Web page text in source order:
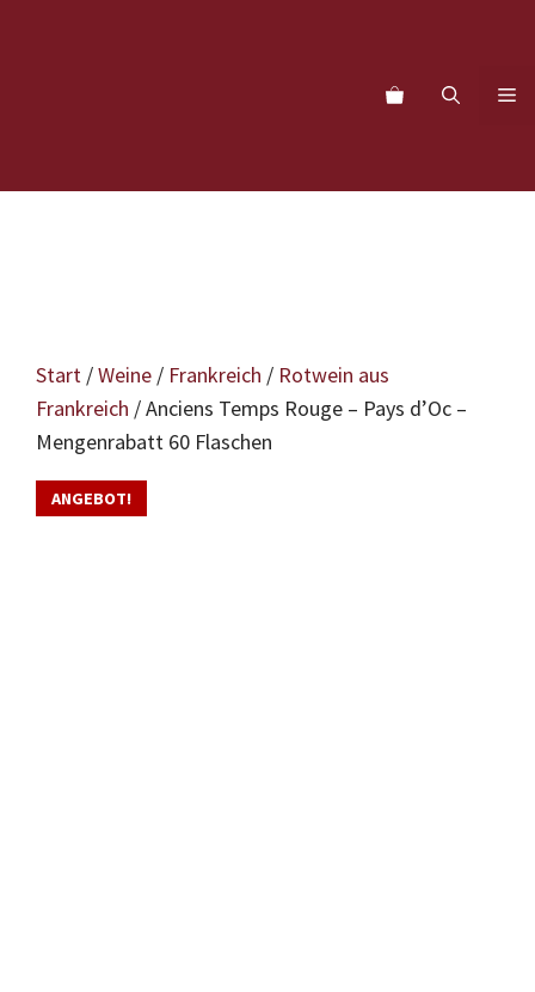
Start /Weine / Frankreich / Rotwein aus
Frankreich / Anciens Temps Rouge – Pays d’Oc –
Mengenrabatt 60 Flaschen
ANGEBOT!